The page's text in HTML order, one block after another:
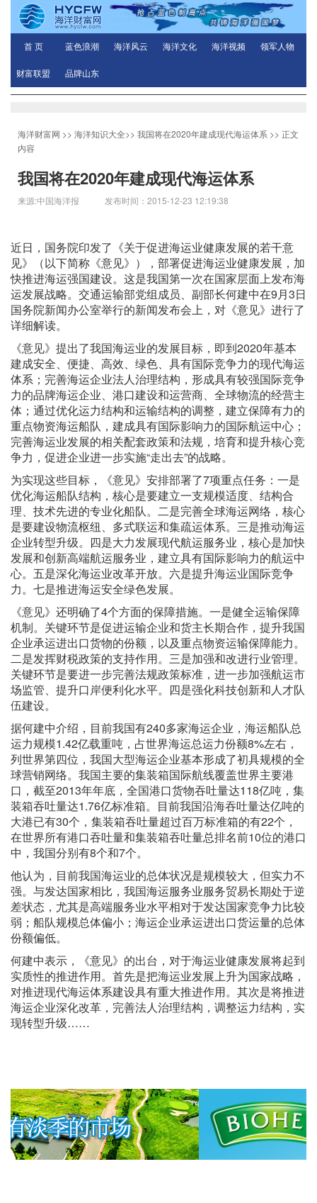
首 页 蓝色浪潮 海洋风云 海洋文化 海洋视频 领军人物
财富联盟 品牌山东
海洋财富网 >> 海洋知识大全>> 我国将在2020年建成现代海运体系 >> 正文
内容
我国将在2020年建成现代海运体系
来源:中国海洋报 发布时间：2015-12-23 12:19:38
近日，国务院印发了《关于促进海运业健康发展的若干意
见》（以下简称《意见》），部署促进海运业健康发展，加
快推进海运强国建设。这是我国第一次在国家层面上发布海
运发展战略。交通运输部党组成员、副部长何建中在9月3日
国务院新闻办公室举行的新闻发布会上，对《意见》进行了
详细解读。
《意见》提出了我国海运业的发展目标，即到2020年基本
建成安全、便捷、高效、绿色、具有国际竞争力的现代海运
体系；完善海运企业法人治理结构，形成具有较强国际竞争
力的品牌海运企业、港口建设和运营商、全球物流的经营主
体；通过优化运力结构和运输结构的调整，建立保障有力的
重点物资海运船队，建成具有国际影响力的国际航运中心；
完善海运业发展的相关配套政策和法规，培育和提升核心竞
争力，促进企业进一步实施“走出去”的战略。
为实现这些目标，《意见》安排部署了7项重点任务：一是
优化海运船队结构，核心是要建立一支规模适度、结构合
理、技术先进的专业化船队。二是完善全球海运网络，核心
是要建设物流枢纽、多式联运和集疏运体系。三是推动海运
企业转型升级。四是大力发展现代航运服务业，核心是加快
发展和创新高端航运服务业，建立具有国际影响力的航运中
心。五是深化海运业改革开放。六是提升海运业国际竞争
力。七是推进海运安全绿色发展。
《意见》还明确了4个方面的保障措施。一是健全运输保障
机制。关键环节是促进运输企业和货主长期合作，提升我国
企业承运进出口货物的份额，以及重点物资运输保障能力。
二是发挥财税政策的支持作用。三是加强和改进行业管理。
关键环节是要进一步完善法规政策标准，进一步加强航运市
场监管、提升口岸便利化水平。四是强化科技创新和人才队
伍建设。
据何建中介绍，目前我国有240多家海运企业，海运船队总
运力规模1.42亿载重吨，占世界海运总运力份额8%左右，
列世界第四位，我国大型海运企业基本形成了初具规模的全
球营销网络。我国主要的集装箱国际航线覆盖世界主要港
口，截至2013年年底，全国港口货物吞吐量达118亿吨，集
装箱吞吐量达1.76亿标准箱。目前我国沿海吞吐量达亿吨的
大港已有30个，集装箱吞吐量超过百万标准箱的有22个，
在世界所有港口吞吐量和集装箱吞吐量总排名前10位的港口
中，我国分别有8个和7个。
他认为，目前我国海运业的总体状况是规模较大，但实力不
强。与发达国家相比，我国海运服务业服务贸易长期处于逆
差状态，尤其是高端服务业水平相对于发达国家竞争力比较
弱；船队规模总体偏小；海运企业承运进出口货运量的总体
份额偏低。
何建中表示，《意见》的出台，对于海运业健康发展将起到
实质性的推进作用。首先是把海运业发展上升为国家战略，
对推进现代海运体系建设具有重大推进作用。其次是将推进
海运企业深化改革，完善法人治理结构，调整运力结构，实
现转型升级……